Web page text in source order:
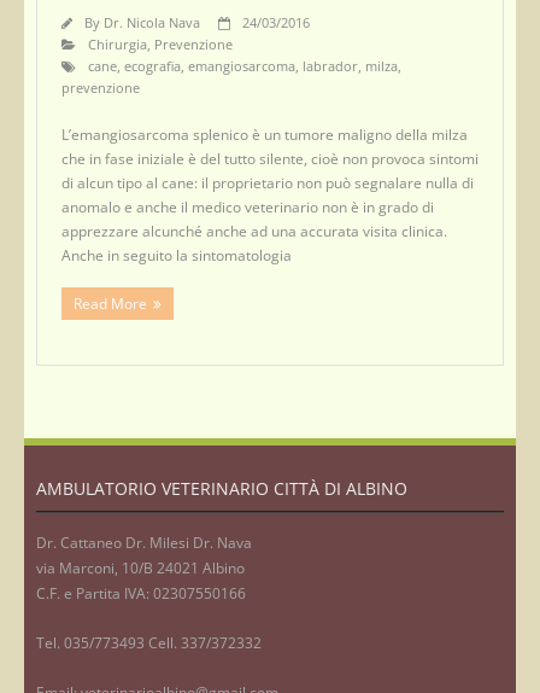
By Dr. Nicola Nava
24/03/2016
Chirurgia Prevenzione
cane ecografia emangiosarcoma labrador milza
prevenzione
L’emangiosarcoma splenico è un tumore maligno della milza
che in fase iniziale è del tutto silente, cioè non provoca sintomi
di alcun tipo al cane: il proprietario non può segnalare nulla di
anomalo e anche il medico veterinario non è in grado di
apprezzare alcunché anche ad una accurata visita clinica.
Anche in seguito la sintomatologia
Read More
AMBULATORIO VETERINARIO CITTÀ DI ALBINO
Dr. Cattaneo Dr. Milesi Dr. Nava
via Marconi, 10/B 24021 Albino
C.F. e Partita IVA: 02307550166
Tel. 035/773493 Cell. 337/372332